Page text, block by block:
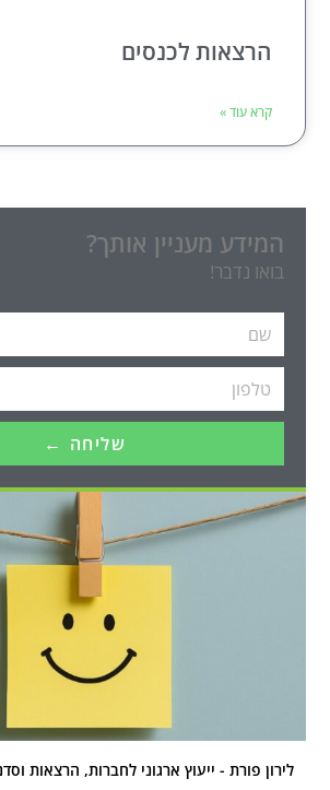
הרצאות לכנסים
קרא עוד »
המידע מעניין אותך?
בואו נדבר!
שליחה ←
לירון פורת - ייעוץ ארגוני לחברות, הרצאות